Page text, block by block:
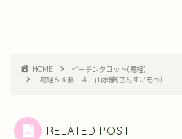
HOME
イーチンタロット(易経)
易経６４卦 ４．山水蒙(さんすいもう)
RELATED POST